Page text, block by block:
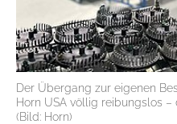
Der Übergang zur eigenen
Horn USA völlig reibungslos
(Bild: Horn)